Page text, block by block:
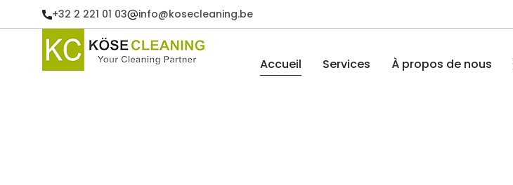
+32 2 221 01 03 info@kosecleaning.be
Accueil Services À propos de nous